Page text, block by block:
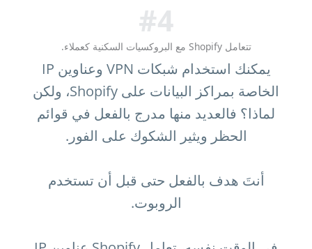
#4
تتعامل Shopify مع البروكسيات السكنية كعملاء.
يمكنك استخدام شبكات VPN وعناوين IP
الخاصة بمراكز البيانات على Shopify، ولكن
لماذا؟ فالعديد منها مدرج بالفعل في قوائم
الحظر ويثير الشكوك على الفور.
أنتَ هدف بالفعل حتى قبل أن تستخدم
الروبوت.